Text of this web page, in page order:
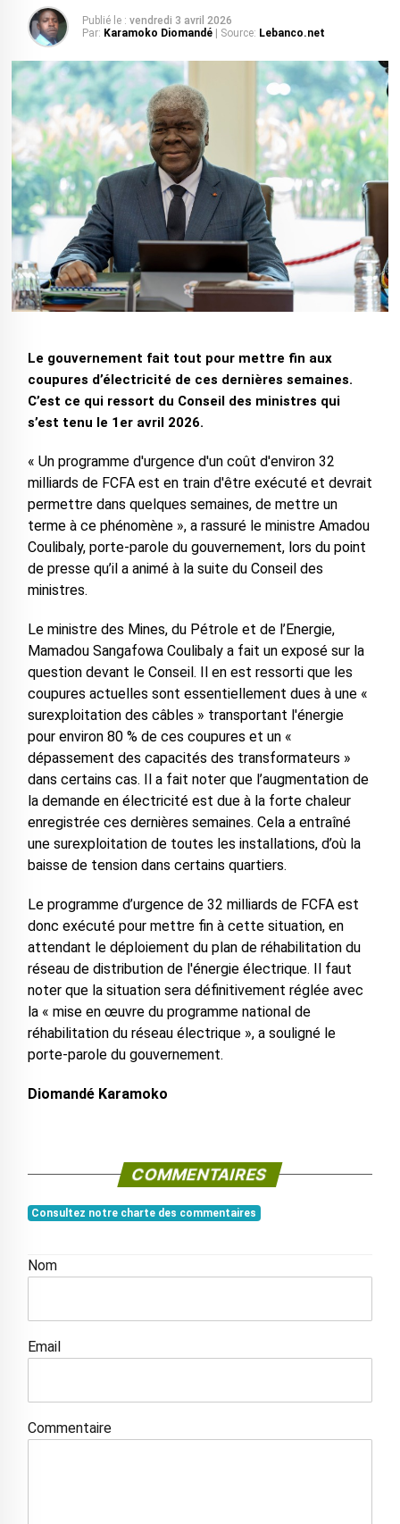
Publié le : vendredi 3 avril 2026
Par: Karamoko Diomandé | Source: Lebanco.net
Le gouvernement fait tout pour mettre fin aux
coupures d’électricité de ces dernières semaines.
C’est ce qui ressort du Conseil des ministres qui
s’est tenu le 1er avril 2026.
« Un programme d'urgence d'un coût d'environ 32
milliards de FCFA est en train d'être exécuté et devrait
permettre dans quelques semaines, de mettre un
terme à ce phénomène », a rassuré le ministre Amadou
Coulibaly, porte-parole du gouvernement, lors du point
de presse qu’il a animé à la suite du Conseil des
ministres.
Le ministre des Mines, du Pétrole et de l’Energie,
Mamadou Sangafowa Coulibaly a fait un exposé sur la
question devant le Conseil. Il en est ressorti que les
coupures actuelles sont essentiellement dues à une «
surexploitation des câbles » transportant l'énergie
pour environ 80 % de ces coupures et un «
dépassement des capacités des transformateurs »
dans certains cas. Il a fait noter que l’augmentation de
la demande en électricité est due à la forte chaleur
enregistrée ces dernières semaines. Cela a entraîné
une surexploitation de toutes les installations, d’où la
baisse de tension dans certains quartiers.
Le programme d’urgence de 32 milliards de FCFA est
donc exécuté pour mettre fin à cette situation, en
attendant le déploiement du plan de réhabilitation du
réseau de distribution de l'énergie électrique. Il faut
noter que la situation sera définitivement réglée avec
la « mise en œuvre du programme national de
réhabilitation du réseau électrique », a souligné le
porte-parole du gouvernement.
Diomandé Karamoko
COMMENTAIRES
Consultez notre charte des commentaires
Nom
Email
Commentaire